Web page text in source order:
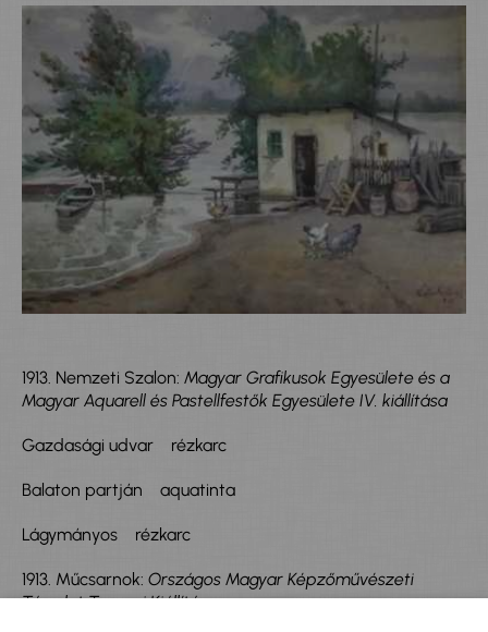
1913. Nemzeti Szalon: Magyar Grafikusok Egyesülete és a
Magyar Aquarell és Pastellfestők Egyesülete IV. kiállítása
Gazdasági udvar rézkarc
Balaton partján aquatinta
Lágymányos rézkarc
1913. Műcsarnok: Országos Magyar Képzőművészeti
Társulat Tavaszi Kiállítás